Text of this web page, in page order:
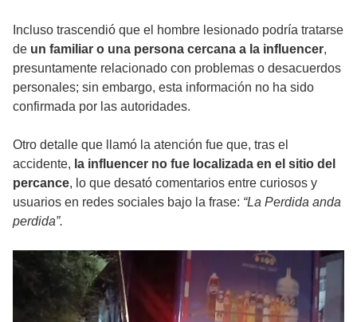
Incluso trascendió que el hombre lesionado podría tratarse
de un familiar o una persona cercana a la influencer,
presuntamente relacionado con problemas o desacuerdos
personales; sin embargo, esta información no ha sido
confirmada por las autoridades.
Otro detalle que llamó la atención fue que, tras el
accidente, la influencer no fue localizada en el sitio del
percance, lo que desató comentarios entre curiosos y
usuarios en redes sociales bajo la frase: “La Perdida anda
perdida”.